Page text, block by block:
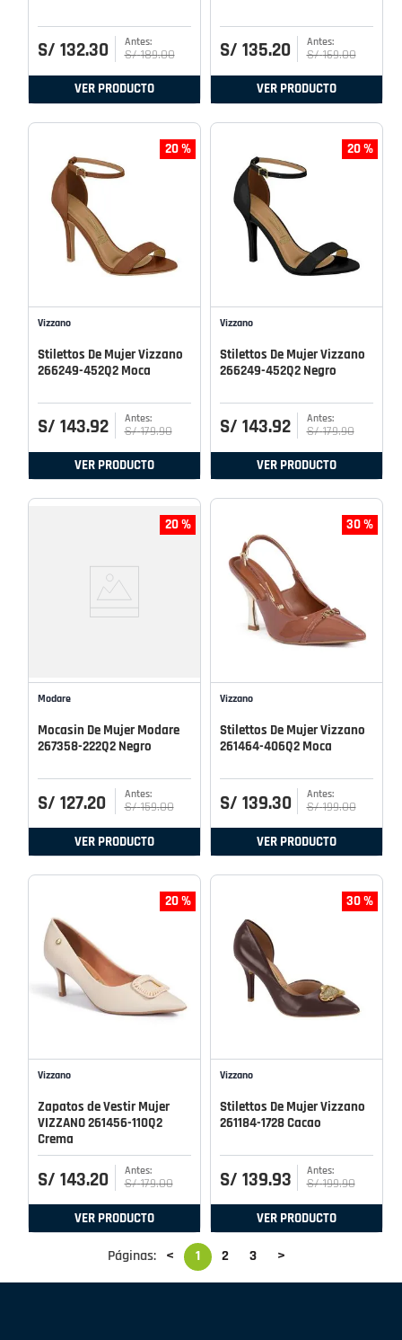
S/ 132.30 S/ 189.00
VER PRODUCTO
S/ 135.20 S/ 169.00
VER PRODUCTO
20 %
Vizzano
Stilettos De Mujer Vizzano
266249-452Q2 Moca
S/ 143.92 S/ 179.90
VER PRODUCTO
20 %
Vizzano
Stilettos De Mujer Vizzano
266249-452Q2 Negro
S/ 143.92 S/ 179.90
VER PRODUCTO
20 %
Modare
Mocasin De Mujer Modare
267358-222Q2 Negro
S/ 127.20 S/ 159.00
VER PRODUCTO
30 %
Vizzano
Stilettos De Mujer Vizzano
261464-406Q2 Moca
S/ 139.30 S/ 199.00
VER PRODUCTO
20 %
Vizzano
Zapatos de Vestir Mujer
VIZZANO 261456-110Q2
Crema
S/ 143.20 S/ 179.00
VER PRODUCTO
30 %
Vizzano
Stilettos De Mujer Vizzano
261184-1728 Cacao
S/ 139.93 S/ 199.90
VER PRODUCTO
Páginas: < 1 2 3 >